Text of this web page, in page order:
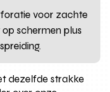
voor zachte
schermen plus
dezelfde strakke